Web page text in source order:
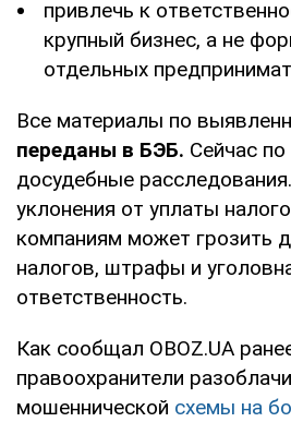
привлечь к
крупный бизнес, а не
отдельных
Все материалы по
переданы в БЭБ. Сейчас
досудебные
уклонения от уплаты
компаниям может грозить
налогов, штрафы и
ответственность.
Как сообщал OBOZ.UA
правоохранители
мошеннической схемы на